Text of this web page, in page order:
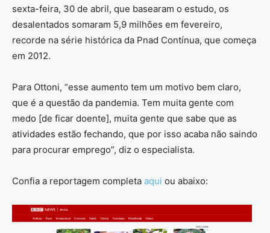
sexta-feira, 30 de abril, que basearam o estudo, os
desalentados somaram 5,9 milhões em fevereiro,
recorde na série histórica da Pnad Contínua, que começa
em 2012.
Para Ottoni, “esse aumento tem um motivo bem claro,
que é a questão da pandemia. Tem muita gente com
medo [de ficar doente], muita gente que sabe que as
atividades estão fechando, que por isso acaba não saindo
para procurar emprego”, diz o especialista.
Confia a reportagem completa aqui ou abaixo: